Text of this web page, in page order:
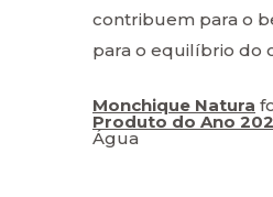
contribuem para o
para o equilíbrio do
Monchique Natura
Produto do Ano
Água